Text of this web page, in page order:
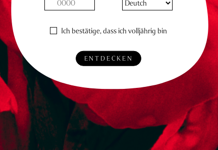
Ich bestätige, dass ich volljährig bin